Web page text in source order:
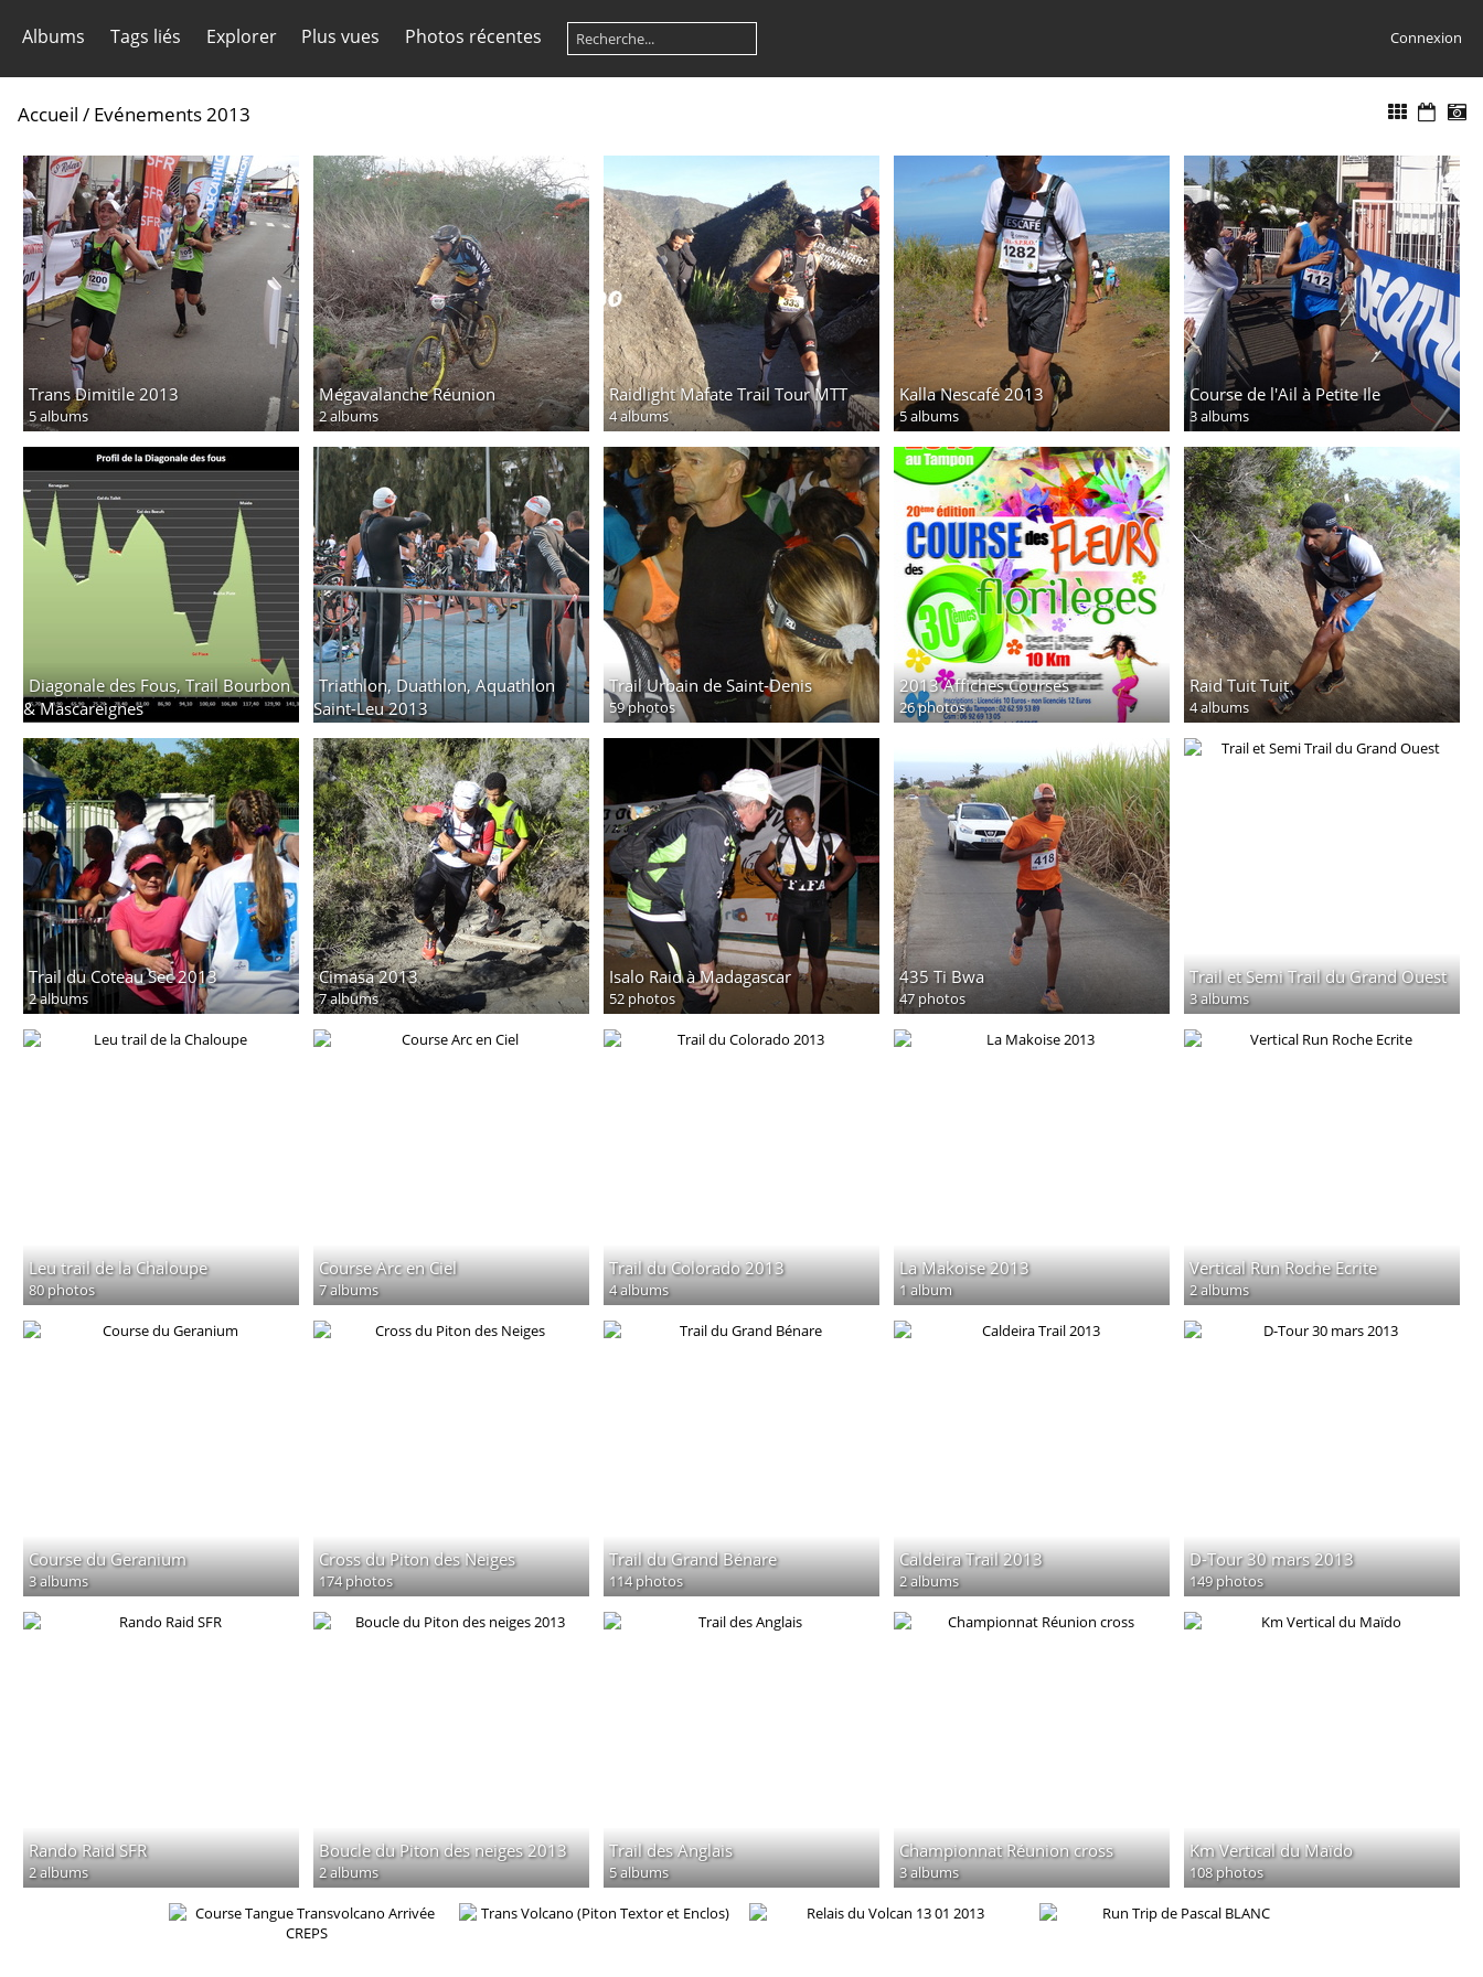
Albums Tags liés Explorer Plus vues Photos récentes Connexion
Accueil / Evénements 2013
Trans Dimitile 2013
5 albums
Mégavalanche Réunion
2 albums
Raidlight Mafate Trail Tour MTT
4 albums
Kalla Nescafé 2013
5 albums
Course de l'Ail à Petite Ile
3 albums
Diagonale des Fous, Trail Bourbon
& Mascareignes
Triathlon, Duathlon, Aquathlon
Saint-Leu 2013
Trail Urbain de Saint-Denis
59 photos
2013 Affiches Courses
26 photos
Raid Tuit Tuit
4 albums
Trail du Coteau Sec 2013
2 albums
Cimasa 2013
7 albums
Isalo Raid à Madagascar
52 photos
435 Ti Bwa
47 photos
Trail et Semi Trail du Grand Ouest
3 albums
Leu trail de la Chaloupe
80 photos
Course Arc en Ciel
7 albums
Trail du Colorado 2013
4 albums
La Makoise 2013
1 album
Vertical Run Roche Ecrite
2 albums
Course du Geranium
3 albums
Cross du Piton des Neiges
174 photos
Trail du Grand Bénare
114 photos
Caldeira Trail 2013
2 albums
D-Tour 30 mars 2013
149 photos
Rando Raid SFR
2 albums
Boucle du Piton des neiges 2013
2 albums
Trail des Anglais
5 albums
Championnat Réunion cross
3 albums
Km Vertical du Maïdo
108 photos